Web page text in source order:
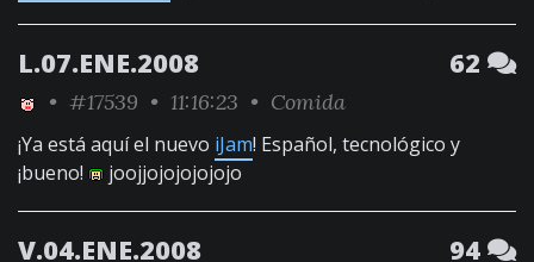
L.07.ENE.2008 62
• #17539 • 11:16:23 • Comida
¡Ya está aquí el nuevo iJam! Español, tecnológico y
¡bueno!
joojjojojojojojo
V.04.ENE.2008 94